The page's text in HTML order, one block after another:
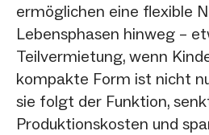
ermöglichen eine flexible
Lebensphasen hinweg –
Teilvermietung, wenn
kompakte Form ist nicht
sie folgt der Funktion,
Produktionskosten und